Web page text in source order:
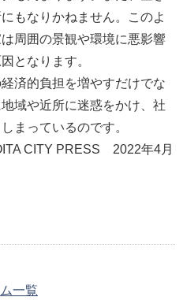
もなりかねません。このよ
周囲の景観や環境に悪影響
となります。
済的負担を増やすだけでな
域や近所に迷惑をかけ、社
まっているのです。
CITY PRESS 2022年4月
一覧